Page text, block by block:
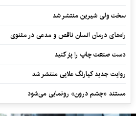
سخت ولی شیرین منتشر شد
راه‌های درمان انسان ناقص و مدعی در مثنوی
دست صنعت چاپ را پرُ کنید
روایت جدید کیارنگ علایی منتشر شد
مستند «چشم درون» رونمایی می‌شود